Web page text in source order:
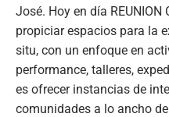
José. Hoy en día REUNION
propiciar espacios para la
situ, con un enfoque en
performance, talleres,
es ofrecer instancias de
comunidades a lo ancho